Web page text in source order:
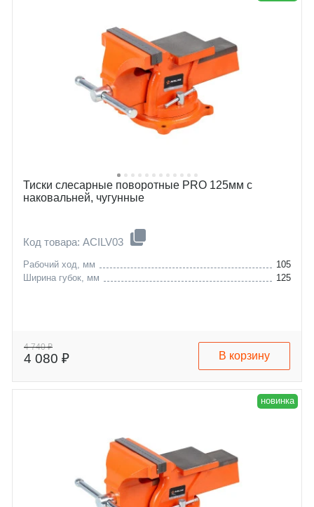
Тиски слесарные поворотные PRO 125мм с
наковальней, чугунные
Код товара: ACILV03
Рабочий ход, мм
105
Ширина губок, мм
125
4 740 ₽
4 080 ₽ В корзину
новинка